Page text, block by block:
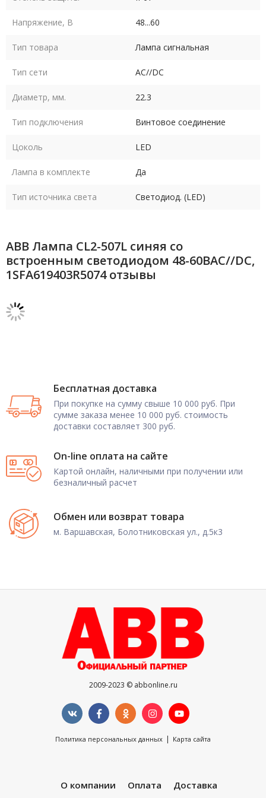
Напряжение, В 48...60
Тип товара Лампа сигнальная
Тип сети AC//DC
Диаметр, мм. 22.3
Тип подключения Винтовое соединение
Цоколь LED
Лампа в комплекте Да
Тип источника света Светодиод. (LED)
ABB Лампа CL2-507L синяя со
встроенным светодиодом 48-60ВAC//DC,
1SFA619403R5074 отзывы
Бесплатная доставка
При покупке на сумму свыше 10 000 руб. При
сумме заказа менее 10 000 руб. стоимость
доставки составляет 300 руб.
On-line оплата на сайте
Картой онлайн, наличными при получении или
безналичный расчет
Обмен или возврат товара
м. Варшавская, Болотниковская ул., д.5к3
2009-2023 © abbonline.ru
Политика персональных данных | Карта сайта
О компании Оплата Доставка